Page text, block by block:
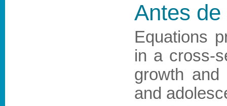
Antes de
Equations
in a cross-
growth and
and